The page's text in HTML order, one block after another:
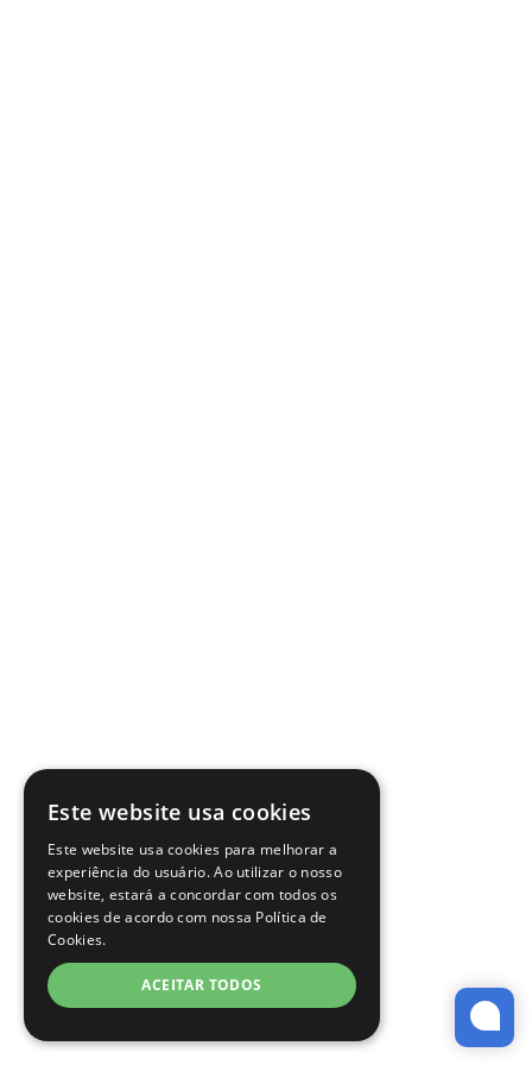
Este website usa cookies
Este website usa cookies para melhorar a
experiência do usuário. Ao utilizar o nosso
website, estará a concordar com todos os
cookies de acordo com nossa Política de
Cookies.
ACEITAR TODOS